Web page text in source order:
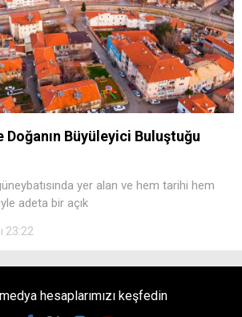
Doğanın Büyüleyici Buluştuğu
yer alan ve hem tarihi hem
adeta bir açık
23:22
hesaplarımızı keşfedin